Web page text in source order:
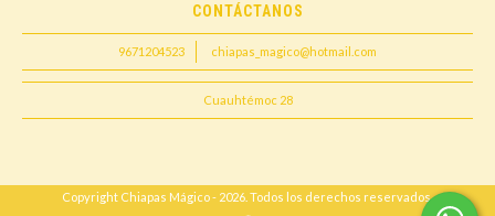
CONTÁCTANOS
9671204523 chiapas_magico@hotmail.com
Cuauhtémoc 28
Copyright Chiapas Mágico - 2026. Todos los derechos reservados.